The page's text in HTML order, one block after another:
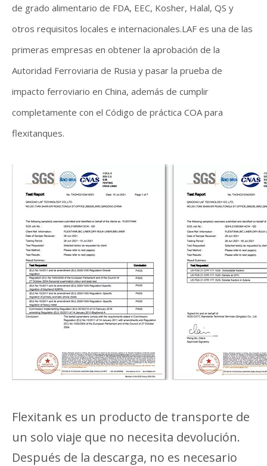
de grado alimentario de FDA, EEC, Kosher, Halal, QS y
otros requisitos locales e internacionales.LAF es una de las
primeras empresas en obtener la aprobación de la
Autoridad Ferroviaria de Rusia y pasar la prueba de
impacto ferroviario en China, además de cumplir
completamente con el Código de práctica COA para
flexitanques.
Flexitank es un producto de transporte de
un solo viaje que no necesita devolución.
Después de la descarga, no es necesario